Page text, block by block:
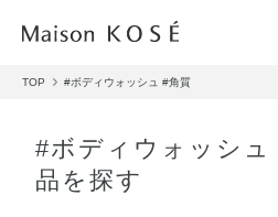
TOP #ボディウォッシュ #角質
#ボディウォッシュ
品を探す